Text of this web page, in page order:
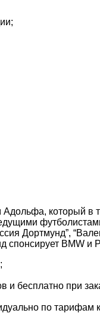
который в
Дортмунд”,
BMW и
и бесплатно при
по